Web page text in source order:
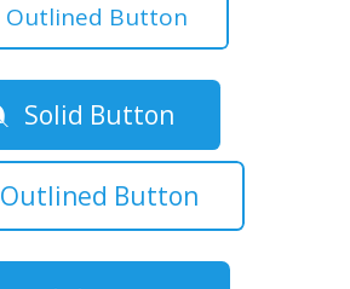
Outlined Button
Solid Button
Outlined Button